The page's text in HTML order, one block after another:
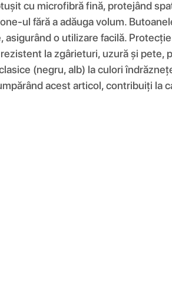
cu microfibră fină, protejând
ul fără a adăuga volum.
o utilizare facilă.
la zgârieturi, uzură și pete,
(negru, alb) la culori
acest articol, contribuiți la